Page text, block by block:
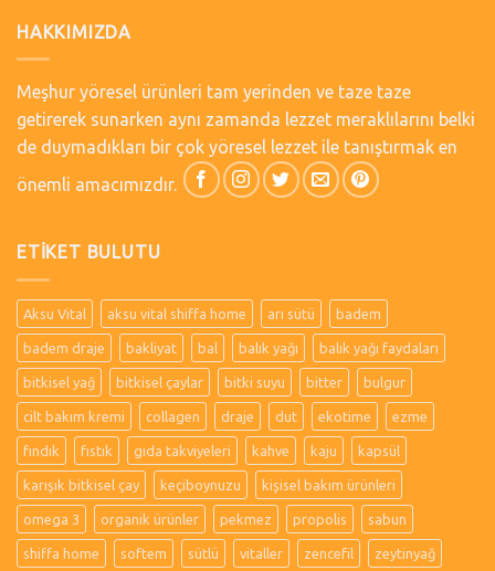
HAKKIMIZDA
Meşhur yöresel ürünleri tam yerinden ve taze taze
getirerek sunarken aynı zamanda lezzet meraklılarını belki
de duymadıkları bir çok yöresel lezzet ile tanıştırmak en
önemli amacımızdır.
ETIKET BULUTU
Aksu Vital aksu vital shiffa home arı sütü badem
badem draje bakliyat bal balık yağı balık yağı faydaları
bitkisel yağ bitkisel çaylar bitki suyu bitter bulgur
cilt bakım kremi collagen draje dut ekotime ezme
fındık fıstık gıda takviyeleri kahve kaju kapsül
karışık bitkisel çay keçiboynuzu kişisel bakım ürünleri
omega 3 organik ürünler pekmez propolis sabun
shiffa home softem sütlü vitaller zencefil zeytinyağ